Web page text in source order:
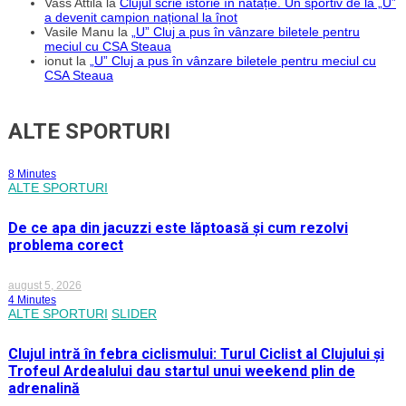
a devenit campion național la înot
Vasile Manu la
„U” Cluj a pus în vânzare biletele pentru
meciul cu CSA Steaua
ionut la
„U” Cluj a pus în vânzare biletele pentru meciul cu
CSA Steaua
ALTE SPORTURI
8 Minutes
ALTE SPORTURI
De ce apa din jacuzzi este lăptoasă și cum rezolvi
problema corect
august 5, 2026
4 Minutes
ALTE SPORTURI SLIDER
Clujul intră în febra ciclismului: Turul Ciclist al Clujului și
Trofeul Ardealului dau startul unui weekend plin de
adrenalină